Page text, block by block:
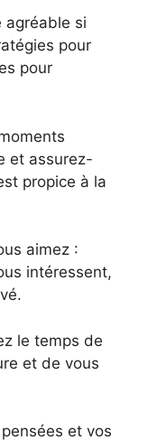
agréable si
pour
pour
et assurez-
propice à la
aimez :
intéressent,
le temps de
et de vous
et vos